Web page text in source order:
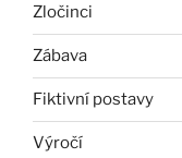
Zločinci
Zábava
Fiktivní postavy
Výročí